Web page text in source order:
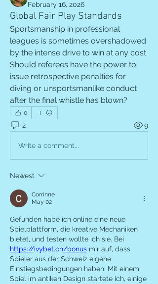
February 16, 2026
Global Fair Play Standards
Sportsmanship in professional
leagues is sometimes overshadowed
by the intense drive to win at any cost.
Should referees have the power to
issue retrospective penalties for
diving or unsportsmanlike conduct
after the final whistle has blown?
0
2 9
Write a comment...
Newest
Corrinne
May 02
Gefunden habe ich online eine neue
Spielplattform, die kreative Mechaniken
https://ivybet.ch/bonus mir auf, dass
Spieler aus der Schweiz eigene
Einstiegsbedingungen haben. Mit einem
Spiel im antiken Design startete ich, einige